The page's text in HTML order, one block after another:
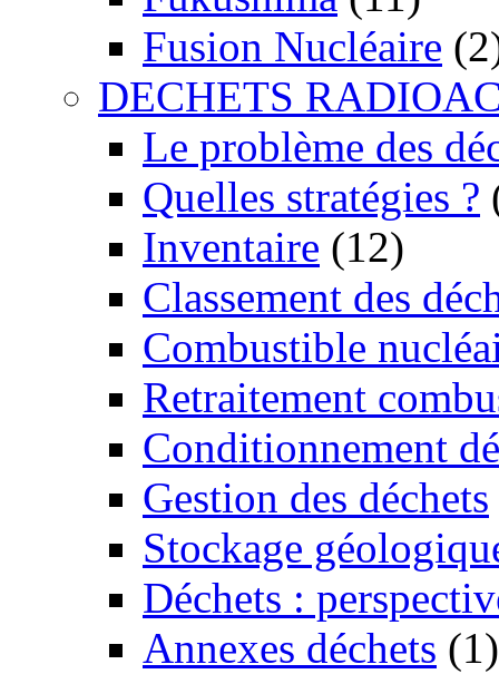
Fusion Nucléaire
DECHETS
Le problème des
Quelles stratégies ?
Inventaire (12)
Classement des
Combustible
Retraitement
Conditionnement
Gestion des déchets
Stockage
Déchets :
Annexes déchets (1)